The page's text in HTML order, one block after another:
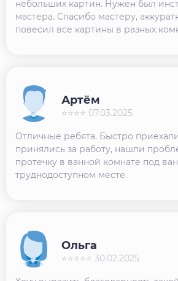
небольших картин. Нужен был
мастера. Спасибо мастеру,
повесил все картины в разных
Отличные ребята. Быстро
принялись за работу, нашли
протечку в ванной комнате под
труднодоступном месте.
Артём
⭐⭐⭐⭐ 07.03.2025
Ольга
⭐⭐⭐⭐⭐ 30.02.2025